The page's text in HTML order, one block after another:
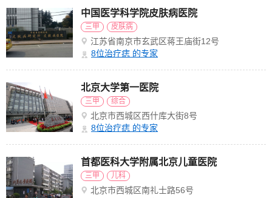
中国医学科学院皮肤病医院
三甲 皮肤病
江苏省南京市玄武区蒋王庙街12号
8位治疗痣 的专家
北京大学第一医院
三甲 综合
北京市西城区西什库大街8号
8位治疗痣 的专家
首都医科大学附属北京儿童医院
三甲 儿科
北京市西城区南礼士路56号